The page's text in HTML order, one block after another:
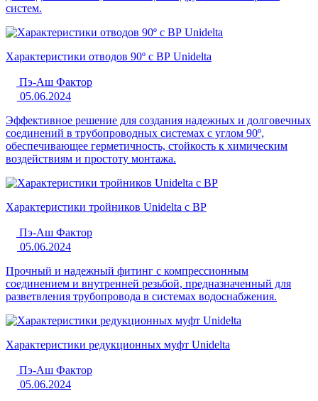
систем.
Характеристики отводов 90º с ВР Unidelta
Пэ-Аш Фактор
05.06.2024
Эффективное решение для создания надежных и долговечных
соединений в трубопроводных системах с углом 90º,
обеспечивающее герметичность, стойкость к химическим
воздействиям и простоту монтажа.
Характеристики тройников Unidelta с ВР
Пэ-Аш Фактор
05.06.2024
Прочный и надежный фитинг с компрессионным
соединением и внутренней резьбой, предназначенный для
разветвления трубопровода в системах водоснабжения.
Характеристики редукционных муфт Unidelta
Пэ-Аш Фактор
05.06.2024